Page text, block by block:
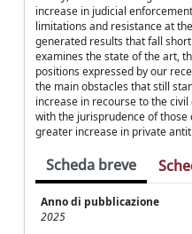
increase in judicial
limitations and resistance at
generated results that fall
examines the state of the art,
positions expressed by our
the main obstacles that still
increase in recourse to the
with the jurisprudence of
greater increase in private
Scheda breve
Anno di pubblicazione
2025